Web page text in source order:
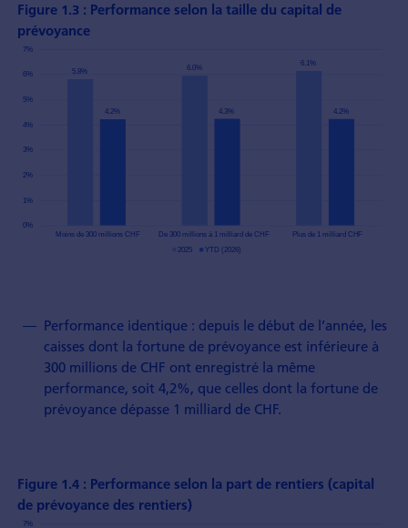
Figure 1.3 : Performance selon la taille du capital de
prévoyance
Performance identique : depuis le début de l’année, les
caisses dont la fortune de prévoyance est inférieure à
300 millions de CHF ont enregistré la même
performance, soit 4,2%, que celles dont la fortune de
prévoyance dépasse 1 milliard de CHF.
Figure 1.4 : Performance selon la part de rentiers (capital
de prévoyance des rentiers)